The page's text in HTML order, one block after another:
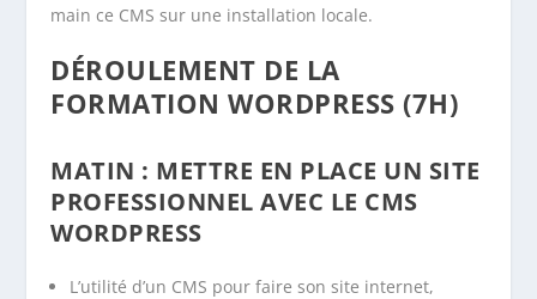
main ce CMS sur une installation locale.
DÉROULEMENT DE LA
FORMATION WORDPRESS (7H)
MATIN : METTRE EN PLACE UN SITE
PROFESSIONNEL AVEC LE CMS
WORDPRESS
L’utilité d’un CMS pour faire son site internet,